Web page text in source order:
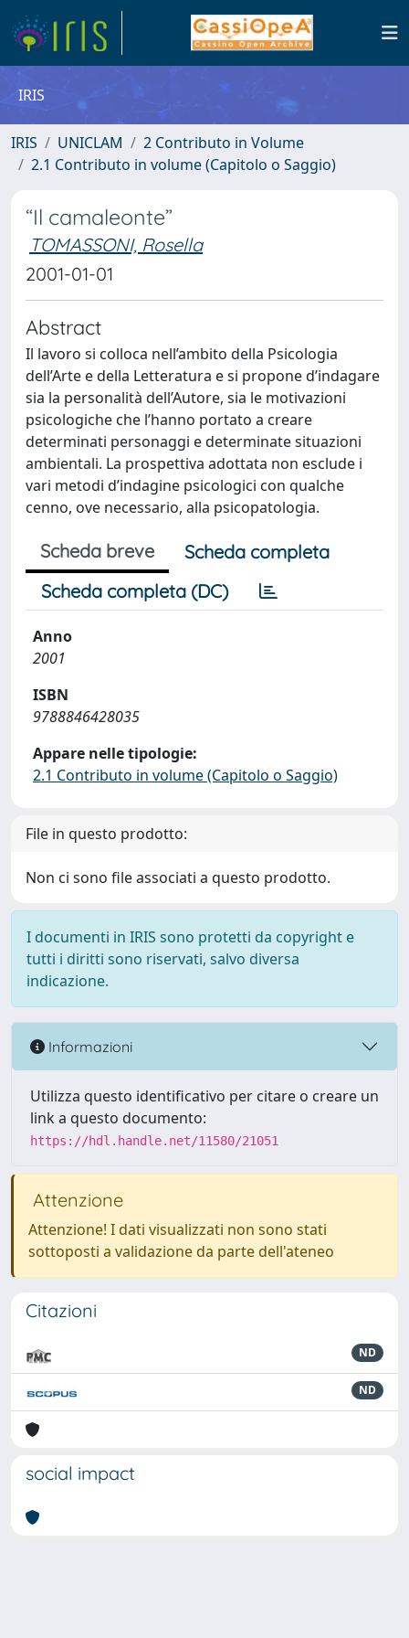
IRIS
IRIS UNICLAM
2 Contributo in Volume
2.1 Contributo in volume (Capitolo o Saggio)
“Il camaleonte”
TOMASSONI, Rosella
2001-01-01
Abstract
Il lavoro si colloca nell’ambito della Psicologia
dell’Arte e della Letteratura e si propone d’indagare
sia la personalità dell’Autore, sia le motivazioni
psicologiche che l’hanno portato a creare
determinati personaggi e determinate situazioni
ambientali. La prospettiva adottata non esclude i
vari metodi d’indagine psicologici con qualche
cenno, ove necessario, alla psicopatologia.
Scheda breve
Scheda completa
Scheda completa (DC)
Anno
2001
ISBN
9788846428035
Appare nelle tipologie:
2.1 Contributo in volume (Capitolo o Saggio)
File in questo prodotto:
Non ci sono file associati a questo prodotto.
I documenti in IRIS sono protetti da copyright e
tutti i diritti sono riservati, salvo diversa
indicazione.
Informazioni
Utilizza questo identificativo per citare o creare un
link a questo documento:
https://hdl.handle.net/11580/21051
Attenzione
Attenzione! I dati visualizzati non sono stati
sottoposti a validazione da parte dell'ateneo
Citazioni
ND
ND
social impact